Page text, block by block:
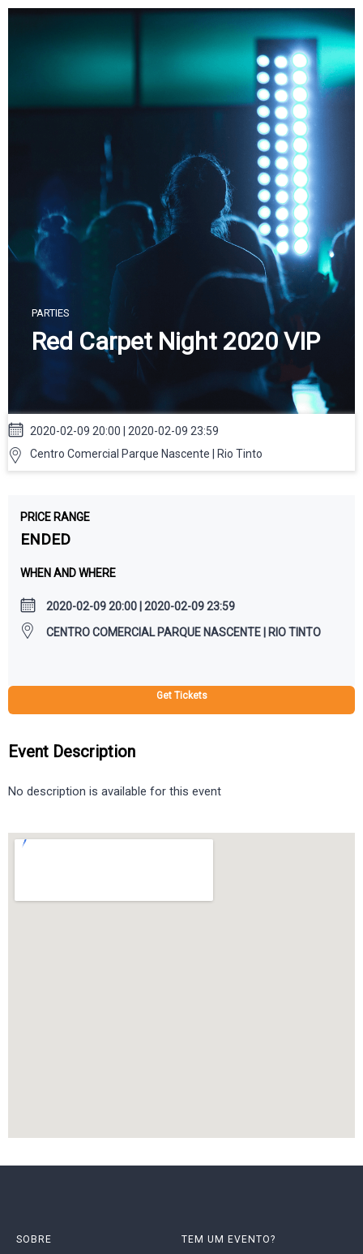
Skip
PARTIES
Red Carpet Night 2020 VIP
2020-02-09 20:00 | 2020-02-09 23:59
Centro Comercial Parque Nascente | Rio Tinto
PRICE RANGE
ENDED
WHEN AND WHERE
2020-02-09 20:00 | 2020-02-09 23:59
CENTRO COMERCIAL PARQUE NASCENTE | RIO TINTO
Get Tickets
Event Description
No description is available for this event
SOBRE TEM UM EVENTO?